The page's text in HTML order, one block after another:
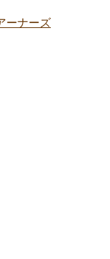
ーナーズ